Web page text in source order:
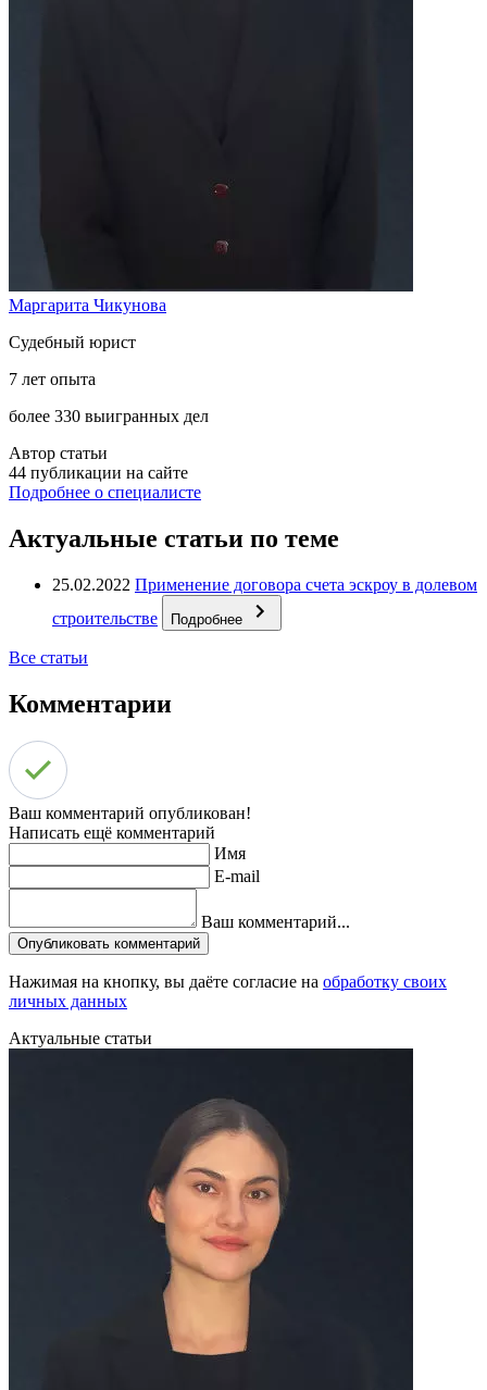
Маргарита Чикунова
Судебный юрист
7 лет опыта
более 330 выигранных дел
Автор статьи
44 публикации на сайте
Подробнее о специалисте
Актуальные статьи по теме
25.02.2022 Применение договора счета эскроу в долевом
строительстве
Подробнее
Все статьи
Комментарии
Ваш комментарий опубликован!
Написать ещё комментарий
Имя
E-mail
Ваш комментарий...
Опубликовать комментарий
Нажимая на кнопку, вы даёте согласие на обработку своих
личных данных
Актуальные статьи